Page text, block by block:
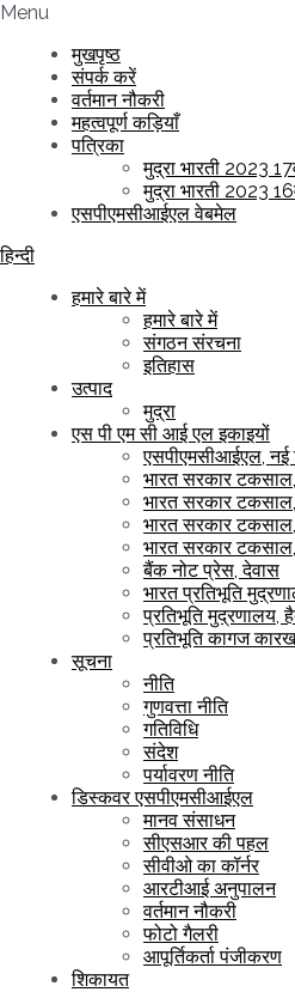
Menu
मुखपृष्ठ
संपर्क करें
वर्तमान नौकरी
महत्वपूर्ण कड़ियाँ
पत्रिका
मुद्रा भारती 2023
मुद्रा भारती 2023
एसपीएमसीआईएल वेबमेल
हिन्दी
हमारे बारे में
हमारे बारे में
संगठन संरचना
इतिहास
उत्पाद
मुद्रा
एस पी एम सी आई एल इकाइयों
एसपीएमसीआईएल, नई
भारत सरकार
भारत सरकार
भारत सरकार टकसाल,
भारत सरकार टकसाल,
बैंक नोट प्रेस, देवास
भारत प्रतिभूति
प्रतिभूति मुद्रणालय,
प्रतिभूति कागज
सूचना
नीति
गुणवत्ता नीति
गतिविधि
संदेश
पर्यावरण नीति
डिस्कवर एसपीएमसीआईएल
मानव संसाधन
सीएसआर की पहल
सीवीओ का कॉर्नर
आरटीआई अनुपालन
वर्तमान नौकरी
फोटो गैलरी
आपूर्तिकर्ता पंजीकरण
शिकायत